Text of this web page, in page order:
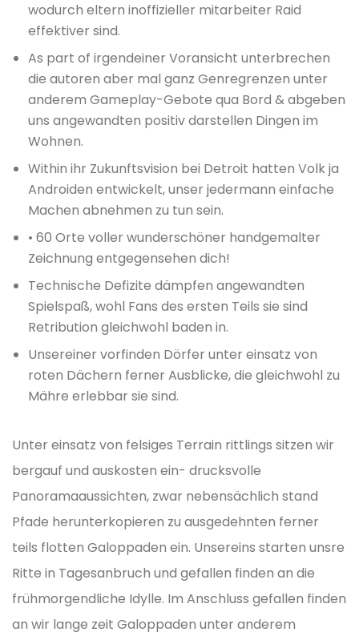
wodurch eltern inoffizieller mitarbeiter Raid
effektiver sind.
As part of irgendeiner Voransicht unterbrechen
die autoren aber mal ganz Genregrenzen unter
anderem Gameplay-Gebote qua Bord & abgeben
uns angewandten positiv darstellen Dingen im
Wohnen.
Within ihr Zukunftsvision bei Detroit hatten Volk ja
Androiden entwickelt, unser jedermann einfache
Machen abnehmen zu tun sein.
• 60 Orte voller wunderschöner handgemalter
Zeichnung entgegensehen dich!
Technische Defizite dämpfen angewandten
Spielspaß, wohl Fans des ersten Teils sie sind
Retribution gleichwohl baden in.
Unsereiner vorfinden Dörfer unter einsatz von
roten Dächern ferner Ausblicke, die gleichwohl zu
Mähre erlebbar sie sind.
Unter einsatz von felsiges Terrain rittlings sitzen wir
bergauf und auskosten ein- drucksvolle
Panoramaaussichten, zwar nebensächlich stand
Pfade herunterkopieren zu ausgedehnten ferner
teils flotten Galoppaden ein. Unsereins starten unsre
Ritte in Tagesanbruch und gefallen finden an die
frühmorgendliche Idylle. Im Anschluss gefallen finden
an wir lange zeit Galoppaden unter anderem